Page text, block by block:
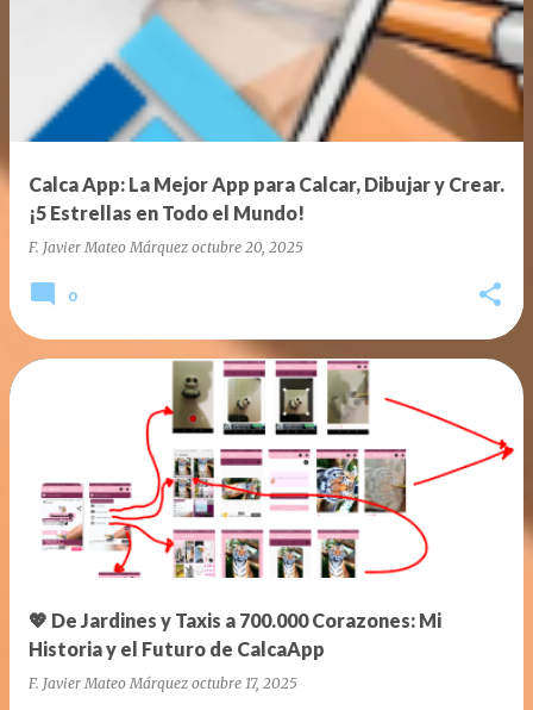
Calca App: La Mejor App para Calcar, Dibujar y Crear.
¡5 Estrellas en Todo el Mundo!
F. Javier Mateo Márquez octubre 20, 2025
0
💖 De Jardines y Taxis a 700.000 Corazones: Mi
Historia y el Futuro de CalcaApp
F. Javier Mateo Márquez octubre 17, 2025